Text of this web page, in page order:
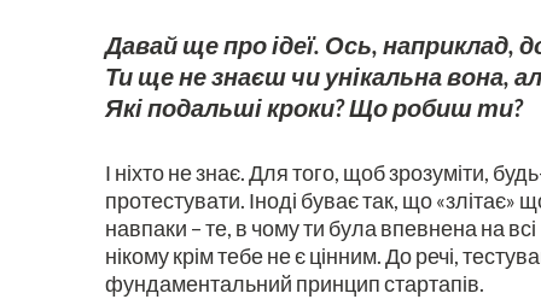
Давай ще про ідеї. Ось, наприклад,
Ти ще не знаєш чи унікальна вона,
Які подальші кроки? Що робиш ти?
І ніхто не знає. Для того, щоб зрозуміти,
протестувати. Іноді буває так, що «злітає»
навпаки – те, в чому ти була впевнена на
нікому крім тебе не є цінним. До речі,
фундаментальний принцип стартапів.